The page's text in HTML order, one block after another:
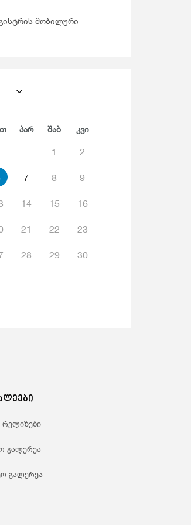
Უზრუნველყოფა
მობილური
Პარ Შაბ Კვი
1 2
7 8 9
14 15 16
21 22 23
28 29 30
რელიზები
გალერეა
გალერეა